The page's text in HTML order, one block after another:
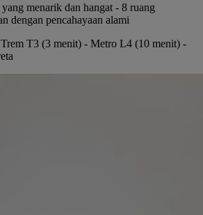
menarik dan hangat - 8 ruang
dengan pencahayaan alami
T3 (3 menit) - Metro L4 (10 menit) -